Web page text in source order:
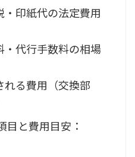
・印紙代の法定費用
代行手数料の相場
る費用（交換部
と費用目安：